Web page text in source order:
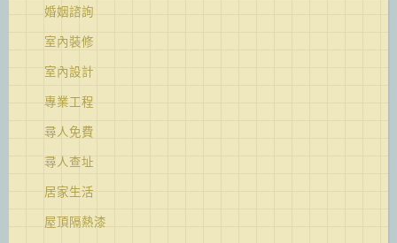
婚姻諮詢
室內裝修
室內設計
專業工程
尋人免費
尋人查址
居家生活
屋頂隔熱漆